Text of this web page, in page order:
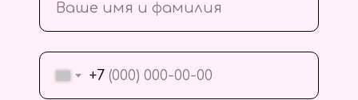
+7